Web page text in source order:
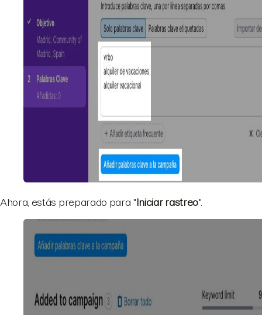
Ahora, estás preparado para "Iniciar rastreo".